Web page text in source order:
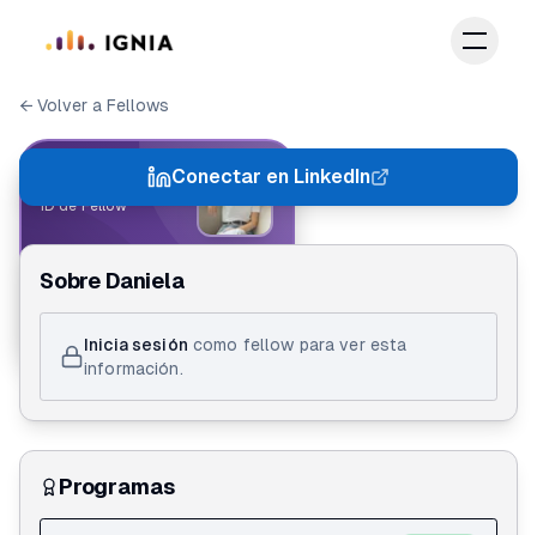
← Volver a Fellows
IGNIA FELLOW
ID de Fellow
Daniela Rojas
Conectar en LinkedIn
Sobre Daniela
Inicia sesión como fellow para ver esta
información.
Programas